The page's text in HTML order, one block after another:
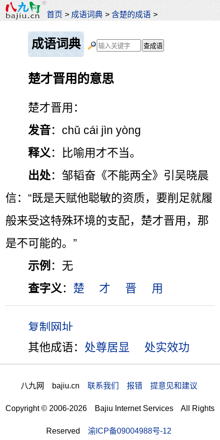
首页 > 成语词典 >含楚的成语 >
成语词典
楚才晋用的意思
楚才晋用：
发音：chǔ cái jìn yòng
释义 ：比喻用才不当。
出处：邹韬奋《不能两全》引吴晓晨
信：“既是天赋他聪敏的资质，要削足就履
般来受这特殊环境的支配，楚才晋用，那
是不可能的。”
示例 ：无
查字义 ： 楚 才 晋 用
其他成语： 处尊居显 处实效功
八九网 bajiu.cn 联系我们 报错 提意见和建议
Copyright © 2006-2026 Bajiu Internet Services All Rights
Reserved 渝ICP备09004988号-12